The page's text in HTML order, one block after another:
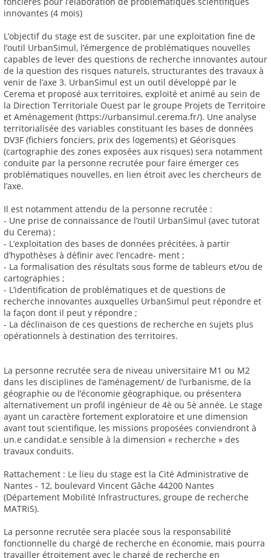
innovantes (4 mois)
L’objectif du stage est de susciter, par une exploitation fine de
l’outil UrbanSimul, l’émergence de problématiques nouvelles
capables de lever des questions de recherche innovantes autour
de la question des risques naturels, structurantes des travaux à
venir de l’axe 3. UrbanSimul est un outil développé par le
Cerema et proposé aux territoires, exploité et animé au sein de
la Direction Territoriale Ouest par le groupe Projets de Territoire
et Aménagement (https://urbansimul.cerema.fr/). Une analyse
territorialisée des variables constituant les bases de données
DV3F (fichiers fonciers, prix des logements) et Géorisques
(cartographie des zones exposées aux risques) sera notamment
conduite par la personne recrutée pour faire émerger ces
problématiques nouvelles, en lien étroit avec les chercheurs de
l’axe.
Il est notamment attendu de la personne recrutée :
- Une prise de connaissance de l’outil UrbanSimul (avec tutorat
du Cerema) ;
- L’exploitation des bases de données précitées, à partir
d’hypothèses à définir avec l’encadre- ment ;
- La formalisation des résultats sous forme de tableurs et/ou de
cartographies ;
- L’identification de problématiques et de questions de
recherche innovantes auxquelles UrbanSimul peut répondre et
la façon dont il peut y répondre ;
- La déclinaison de ces questions de recherche en sujets plus
opérationnels à destination des territoires.
La personne recrutée sera de niveau universitaire M1 ou M2
dans les disciplines de l’aménagement/ de l’urbanisme, de la
géographie ou de l’économie géographique, ou présentera
alternativement un profil ingénieur de 4è ou 5è année. Le stage
ayant un caractère fortement exploratoire et une dimension
avant tout scientifique, les missions proposées conviendront à
un.e candidat.e sensible à la dimension « recherche » des
travaux conduits.
Rattachement : Le lieu du stage est la Cité Administrative de
Nantes - 12, boulevard Vincent Gâche 44200 Nantes
(Département Mobilité Infrastructures, groupe de recherche
MATRiS).
La personne recrutée sera placée sous la responsabilité
fonctionnelle du chargé de recherche en économie, mais pourra
travailler étroitement avec le chargé de recherche en